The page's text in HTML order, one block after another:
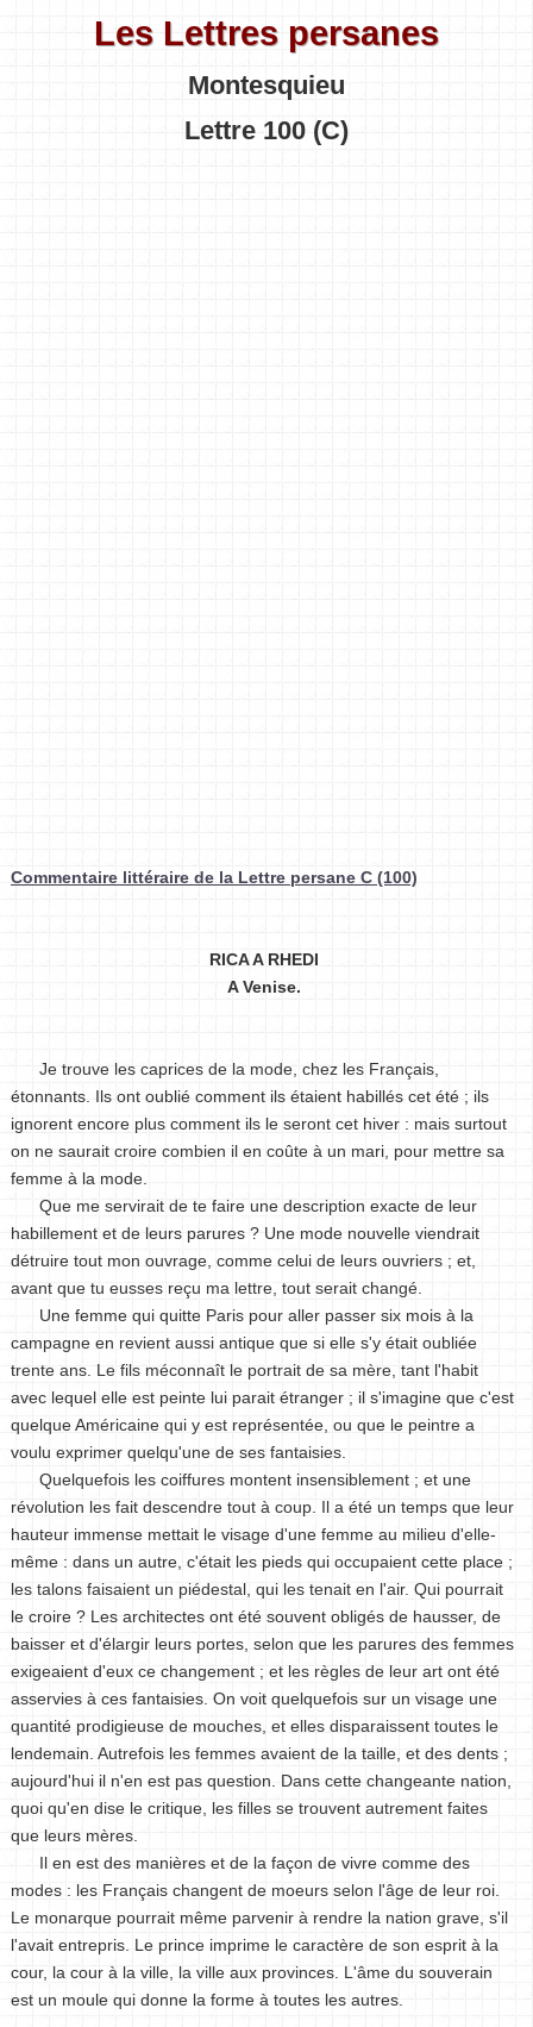
Les Lettres persanes
Montesquieu
Lettre 100 (C)
Commentaire littéraire de la Lettre persane C (100)
RICA A RHEDI
A Venise.
Je trouve les caprices de la mode, chez les Français,
étonnants. Ils ont oublié comment ils étaient habillés cet été ; ils
ignorent encore plus comment ils le seront cet hiver : mais surtout
on ne saurait croire combien il en coûte à un mari, pour mettre sa
femme à la mode.
Que me servirait de te faire une description exacte de leur
habillement et de leurs parures ? Une mode nouvelle viendrait
détruire tout mon ouvrage, comme celui de leurs ouvriers ; et,
avant que tu eusses reçu ma lettre, tout serait changé.
Une femme qui quitte Paris pour aller passer six mois à la
campagne en revient aussi antique que si elle s'y était oubliée
trente ans. Le fils méconnaît le portrait de sa mère, tant l'habit
avec lequel elle est peinte lui parait étranger ; il s'imagine que c'est
quelque Américaine qui y est représentée, ou que le peintre a
voulu exprimer quelqu'une de ses fantaisies.
Quelquefois les coiffures montent insensiblement ; et une
révolution les fait descendre tout à coup. Il a été un temps que leur
hauteur immense mettait le visage d'une femme au milieu d'elle-
même : dans un autre, c'était les pieds qui occupaient cette place ;
les talons faisaient un piédestal, qui les tenait en l'air. Qui pourrait
le croire ? Les architectes ont été souvent obligés de hausser, de
baisser et d'élargir leurs portes, selon que les parures des femmes
exigeaient d'eux ce changement ; et les règles de leur art ont été
asservies à ces fantaisies. On voit quelquefois sur un visage une
quantité prodigieuse de mouches, et elles disparaissent toutes le
lendemain. Autrefois les femmes avaient de la taille, et des dents ;
aujourd'hui il n'en est pas question. Dans cette changeante nation,
quoi qu'en dise le critique, les filles se trouvent autrement faites
que leurs mères.
Il en est des manières et de la façon de vivre comme des
modes : les Français changent de moeurs selon l'âge de leur roi.
Le monarque pourrait même parvenir à rendre la nation grave, s'il
l'avait entrepris. Le prince imprime le caractère de son esprit à la
cour, la cour à la ville, la ville aux provinces. L'âme du souverain
est un moule qui donne la forme à toutes les autres.